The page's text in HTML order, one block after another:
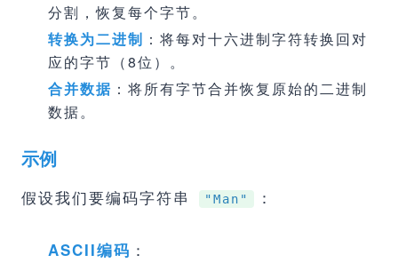
分割，恢复每个字节。
转换为二进制 ：将每对十六进制字符转换回对
应的字节（8位）。
合并数据 ：将所有字节合并恢复原始的二进制
数据。
示例
假设我们要编码字符串 "Man" ：
ASCII编码 ：